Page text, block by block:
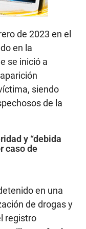
de 2023 en el
en la
se inició a
siendo
de la
y “debida
caso de
en una
de drogas y
registro